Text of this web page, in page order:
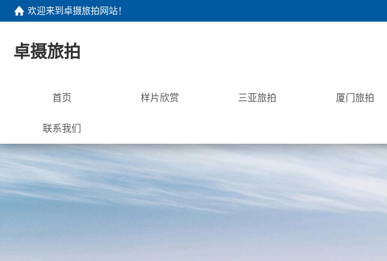
欢迎来到 卓摄旅拍网站！
卓摄旅拍
首页 样片欣赏 三亚旅拍 厦门旅拍
联系我们